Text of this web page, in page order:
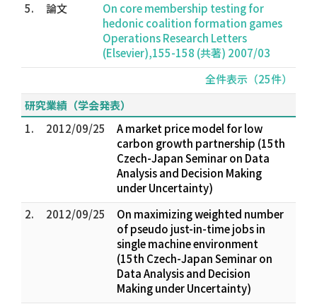
5.
論文
On core membership testing for
hedonic coalition formation games
Operations Research Letters
(Elsevier),155-158 (共著) 2007/03
全件表示（25件）
研究業績（学会発表）
1.
2012/09/25
A market price model for low
carbon growth partnership (15th
Czech-Japan Seminar on Data
Analysis and Decision Making
under Uncertainty)
2.
2012/09/25
On maximizing weighted number
of pseudo just-in-time jobs in
single machine environment
(15th Czech-Japan Seminar on
Data Analysis and Decision
Making under Uncertainty)